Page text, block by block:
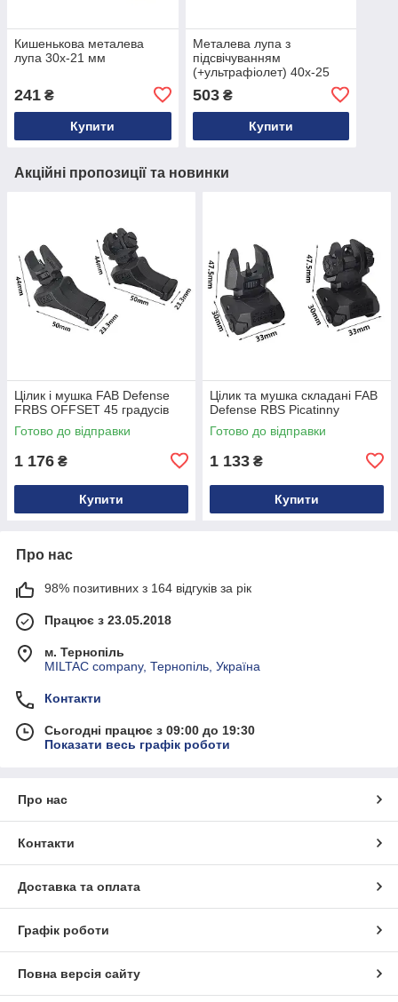
Кишенькова металева
лупа 30x-21 мм
241 ₴
Купити
Металева лупа з
підсвічуванням
(+ультрафіолет) 40x-25
503₴
Купити
Акційні пропозиції та новинки
Цілик і мушка FAB Defense
FRBS OFFSET 45 градусів
Готово до відправки
1 176 ₴
Купити
Цілик та мушка складані FAB
Defense RBS Picatinny
Готово до відправки
1 133 ₴
Купити
Про нас
98% позитивних з 164 відгуків за рік
Працює з 23.05.2018
м. Тернопіль
MILTAC company, Тернопіль, Україна
Контакти
Сьогодні працює з 09:00 до 19:30
Показати весь графік роботи
Про нас
Контакти
Доставка та оплата
Графік роботи
Повна версія сайту